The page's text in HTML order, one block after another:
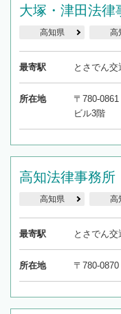
大塚・津田法律
高知県 高
最寄駅 とさでん
所在地
〒780-
ビル3階
高知法律事務所
高知県 高
最寄駅 とさでん
所在地 〒780-